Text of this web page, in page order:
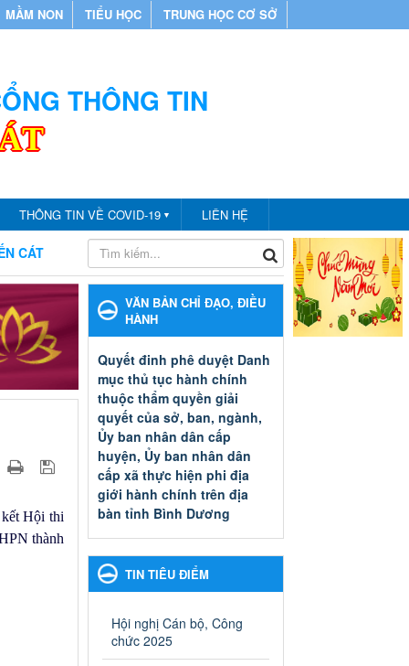
MẦM NON TIỂU HỌC TRUNG HỌC CƠ SỞ
THÔNG TIN
THÔNG TIN VỀ COVID-19 ▼ LIÊN HỆ
MỪNG BẠN ĐẾN VỚI CỔNG THÔNG TIN PHÒNG GIÁO DỤC
Hội thi
thành
VĂN BẢN CHỈ ĐẠO, ĐIỀU
HÀNH
Quyết đinh phê duyệt Danh
mục thủ tục hành chính
thuộc thẩm quyền giải
quyết của sở, ban, ngành,
Ủy ban nhân dân cấp
huyện, Ủy ban nhân dân
cấp xã thực hiện phi địa
giới hành chính trên địa
bàn tỉnh Bình Dương
thẩm quyền giải quyết của sở,
ban, ngành, Ủy ban nhân dân
cấp xã thực hiện phi địa giới
hành chính trên địa bàn tỉnh
TIN TIÊU ĐIỂM
Hội nghị Cán bộ, Công
chức 2025